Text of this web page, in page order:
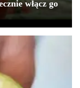
włącz go